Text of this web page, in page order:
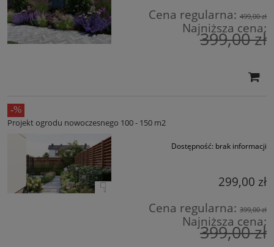
Cena regularna: 499,00 zł
Najniższa cena:
399,00 zł
Projekt ogrodu nowoczesnego 100 - 150 m2
Dostępność: brak informacji
299,00 zł
Cena regularna: 399,00 zł
Najniższa cena:
399,00 zł